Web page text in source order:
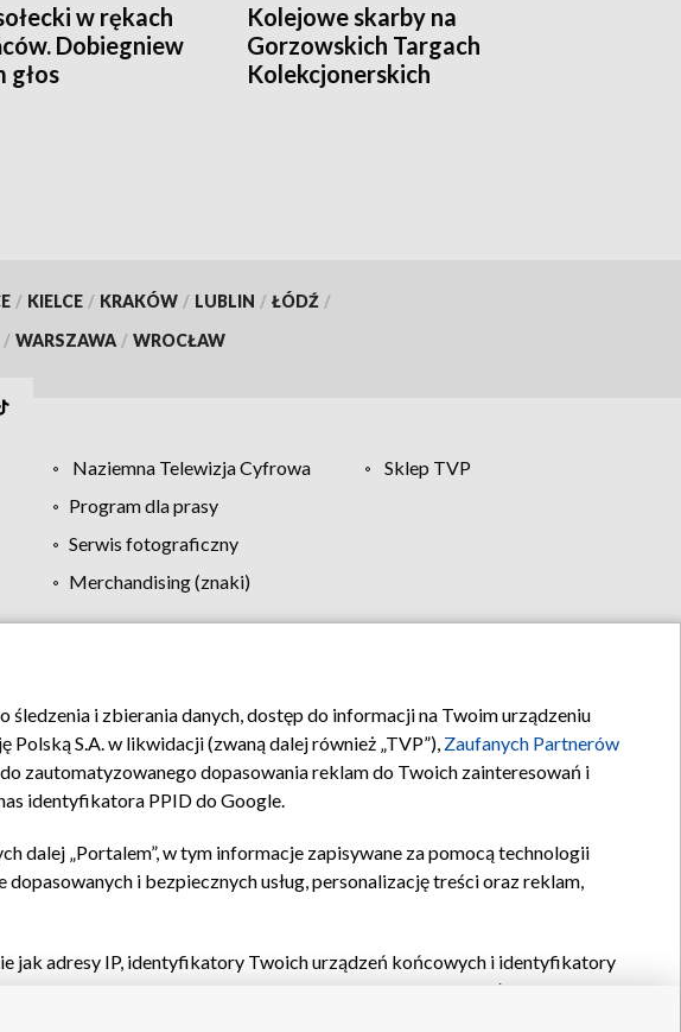
w rękach
Dobiegniew
głos
Kolejowe skarby na
Gorzowskich Targach
Kolekcjonerskich
/ KIELCE / KRAKÓW / LUBLIN / ŁÓDŹ /
/ WARSZAWA / WROCŁAW
Naziemna Telewizja Cyfrowa
Sklep TVP
Program dla prasy
Serwis fotograficzny
Merchandising (znaki)
Biuro reklamy Kontakt
i zbierania danych, dostęp do informacji na Twoim urządzeniu
S.A. w likwidacji (zwaną dalej również „TVP”), Zaufanych Partnerów
zautomatyzowanego dopasowania reklam do Twoich zainteresowań i
identyfikatora PPID do Google.
dalej „Portalem”, w tym informacje zapisywane za pomocą technologii
i bezpiecznych usług, personalizację treści oraz reklam,
jak adresy IP, identyfikatory Twoich urządzeń końcowych i identyfikatory
oraz pozostałych
do nich, wyboru podstawowych reklam, wyboru spersonalizowanych